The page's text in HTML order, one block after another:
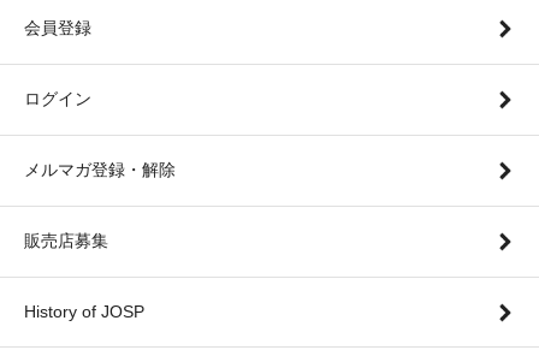
会員登録
ログイン
メルマガ登録・解除
販売店募集
History of JOSP